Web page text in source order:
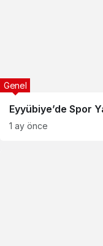
Eyyübiye’de Spor
Genel
1 ay önce